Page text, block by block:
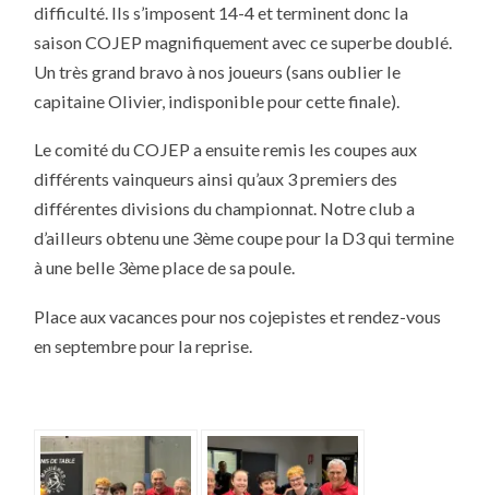
difficulté. Ils s’imposent 14-4 et terminent donc la
saison COJEP magnifiquement avec ce superbe doublé.
Un très grand bravo à nos joueurs (sans oublier le
capitaine Olivier, indisponible pour cette finale).
Le comité du COJEP a ensuite remis les coupes aux
différents vainqueurs ainsi qu’aux 3 premiers des
différentes divisions du championnat. Notre club a
d’ailleurs obtenu une 3ème coupe pour la D3 qui termine
à une belle 3ème place de sa poule.
Place aux vacances pour nos cojepistes et rendez-vous
en septembre pour la reprise.